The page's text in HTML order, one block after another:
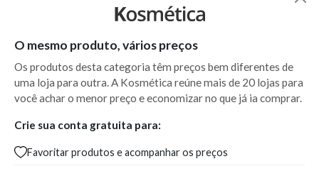
O mesmo produto, vários preços
Os produtos desta categoria têm preços bem diferentes de
uma loja para outra. A Kosmética reúne mais de 20 lojas para
você achar o menor preço e economizar no que já ia comprar.
Crie sua conta gratuita para:
Favoritar produtos e acompanhar os preços